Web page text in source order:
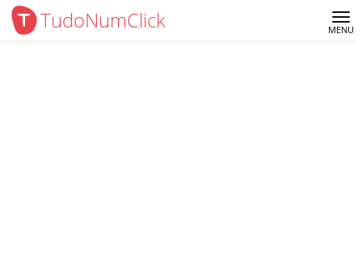
TudoNumClick MENU